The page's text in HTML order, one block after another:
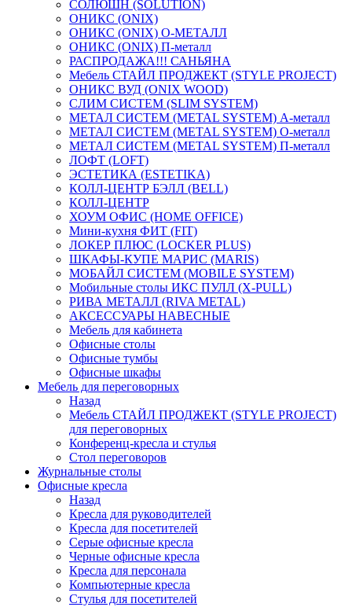
СОЛЮШН (SOLUTION)
ОНИКС (ONIX)
ОНИКС (ONIX) O-МЕТАЛЛ
ОНИКС (ONIX) П-металл
РАСПРОДАЖА!!! САНЬЯНА
Мебель СТАЙЛ ПРОДЖЕКТ (STYLE PROJECT)
ОНИКС ВУД (ONIX WOOD)
СЛИМ СИСТЕМ (SLIM SYSTEM)
МЕТАЛ СИСТЕМ (METAL SYSTEM) А-металл
МЕТАЛ СИСТЕМ (METAL SYSTEM) О-металл
МЕТАЛ СИСТЕМ (METAL SYSTEM) П-металл
ЛОФТ (LOFT)
ЭСТЕТИКА (ESTETIKA)
КОЛЛ-ЦЕНТР БЭЛЛ (BELL)
КОЛЛ-ЦЕНТР
ХОУМ ОФИС (HOME OFFICE)
Мини-кухня ФИТ (FIT)
ЛОКЕР ПЛЮС (LOCKER PLUS)
ШКАФЫ-КУПЕ МАРИС (MARIS)
МОБАЙЛ СИСТЕМ (MOBILE SYSTEM)
Мобильные столы ИКС ПУЛЛ (X-PULL)
РИВА МЕТАЛЛ (RIVA METAL)
АКСЕССУАРЫ НАВЕСНЫЕ
Мебель для кабинета
Офисные столы
Офисные тумбы
Офисные шкафы
Мебель для переговорных
Назад
Мебель СТАЙЛ ПРОДЖЕКТ (STYLE PROJECT)
для переговорных
Конференц-кресла и стулья
Стол переговоров
Журнальные столы
Офисные кресла
Назад
Кресла для руководителей
Кресла для посетителей
Серые офисные кресла
Черные офисные кресла
Кресла для персонала
Компьютерные кресла
Стулья для посетителей